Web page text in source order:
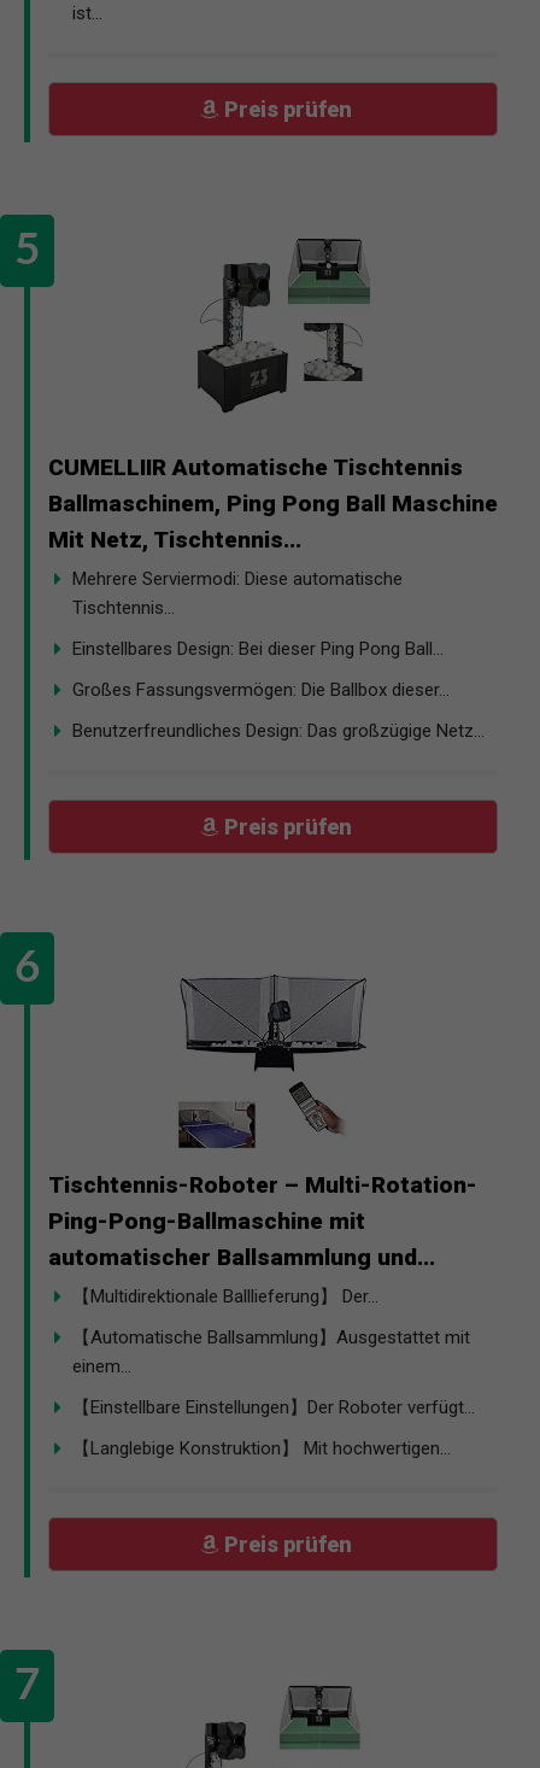
ist...
Preis prüfen
CUMELLIIR Automatische Tischtennis
Ballmaschinem, Ping Pong Ball Maschine
Mit Netz, Tischtennis...
Mehrere Serviermodi: Diese automatische
Tischtennis...
Einstellbares Design: Bei dieser Ping Pong Ball...
Großes Fassungsvermögen: Die Ballbox dieser...
Benutzerfreundliches Design: Das großzügige Netz...
Preis prüfen
Tischtennis-Roboter – Multi-Rotation-
Ping-Pong-Ballmaschine mit
automatischer Ballsammlung und...
【Multidirektionale Balllieferung】 Der...
【Automatische Ballsammlung】Ausgestattet mit
einem...
【Einstellbare Einstellungen】Der Roboter verfügt...
【Langlebige Konstruktion】 Mit hochwertigen...
Preis prüfen